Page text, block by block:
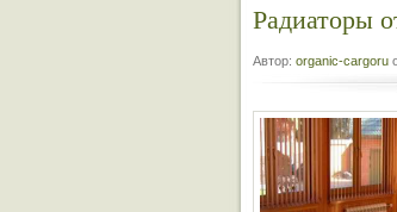
Радиаторы
Автор: organic-cargoru